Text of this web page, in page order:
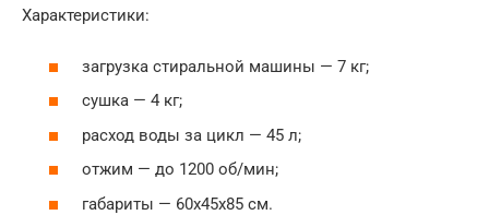
Характеристики:
загрузка стиральной машины — 7 кг;
сушка — 4 кг;
расход воды за цикл — 45 л;
отжим — до 1200 об/мин;
габариты — 60x45x85 см.